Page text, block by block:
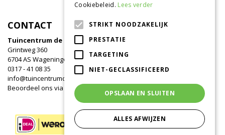
CONTACT
Tuincentrum de Oude Tol
Grintweg 360
6704 AS Wageningen
0317 - 41 08 35
info@tuincentrumdeoudetol.nl
Beoordeel ons via
Google
Cookiebeleid. Lees verder
STRIKT NOODZAKELIJK
PRESTATIE
TARGETING
NIET-GECLASSIFICEERD
OPSLAAN EN SLUITEN
ALLES AFWIJZEN